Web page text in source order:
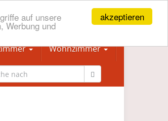
akzeptieren
auf unsere
Werbung und
Wohnzimmer